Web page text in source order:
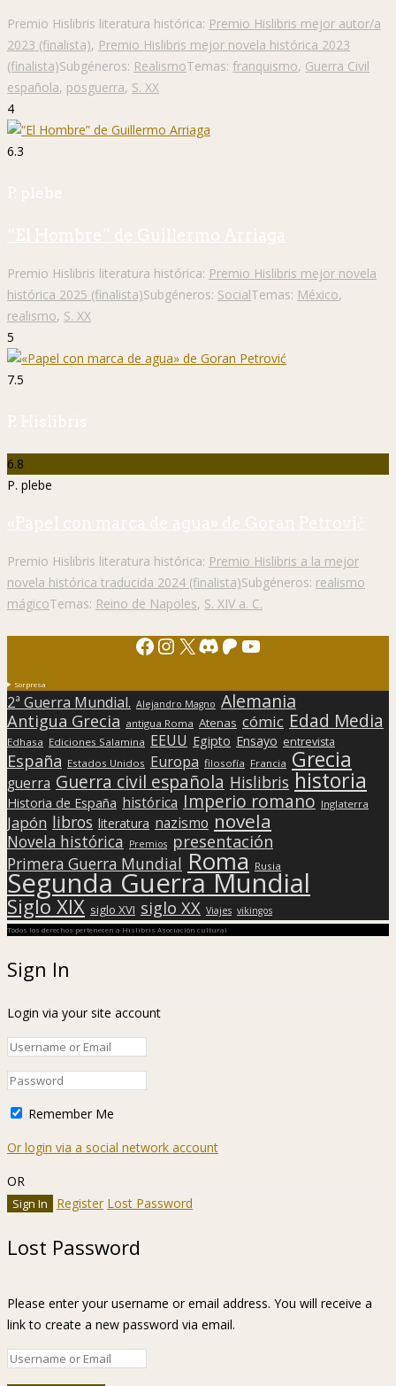
Premio Hislibris literatura histórica: Premio Hislibris mejor autor/a
2023 (finalista), Premio Hislibris mejor novela histórica 2023
(finalista)Subgéneros: RealismoTemas: franquismo, Guerra Civil
española, posguerra, S. XX
4
6.3
P. plebe
“El Hombre” de Guillermo Arriaga
Premio Hislibris literatura histórica: Premio Hislibris mejor novela
histórica 2025 (finalista)Subgéneros: SocialTemas: México,
realismo, S. XX
5
7.5
P. Hislibris
6.8
P. plebe
«Papel con marca de agua» de Goran Petrović
Premio Hislibris literatura histórica: Premio Hislibris a la mejor
novela histórica traducida 2024 (finalista)Subgéneros: realismo
mágicoTemas: Reino de Napoles, S. XIV a. C.
Facebook
Instagram
X Discord
Patreon
YouTube
Sorpresa
2ª Guerra Mundial. Alejandro Magno Alemania
Antigua Grecia antigua Roma Atenas cómic Edad Media
Edhasa Ediciones Salamina EEUU Egipto Ensayo entrevista
España Estados Unidos Europa filosofía Francia Grecia
guerra Guerra civil española Hislibris historia
Historia de España histórica Imperio romano Inglaterra
Japón libros literatura nazismo novela
Novela histórica Premios presentación
Primera Guerra Mundial Roma Rusia
Segunda Guerra Mundial
Siglo XIX siglo XVI siglo XX Viajes vikingos
Todos los derechos pertenecen a Hislibris Asociación cultural
Sign In
Login via your site account
Remember Me
Or login via a social network account
OR
Register Lost Password
Lost Password
Please enter your username or email address. You will receive a
link to create a new password via email.